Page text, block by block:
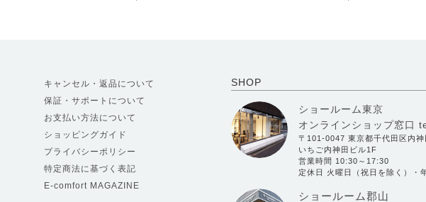
SHOP
ショールーム東京
オンラインショップ窓口
〒101-0047 東京都千代田区内
いちご内神田ビル1F
営業時間 10:30～17:30
定休日 火曜日（祝日を除く）・
ショールーム郡山
キャンセル・返品について
保証・サポートについて
お支払い方法について
ショッピングガイド
プライバシーポリシー
特定商法に基づく表記
E-comfort MAGAZINE